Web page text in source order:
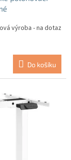
výroba - na dotaz
Do košíku